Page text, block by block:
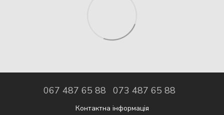
067 487 65 88 073 487 65 88
Контактна інформація